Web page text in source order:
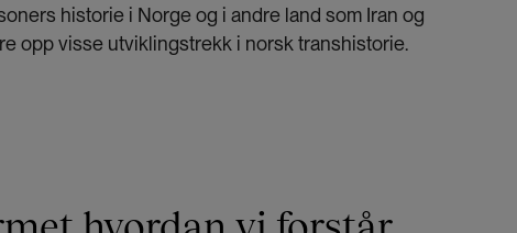
historie i Norge og i andre land som Iran og
opp visse utviklingstrekk i norsk transhistorie.